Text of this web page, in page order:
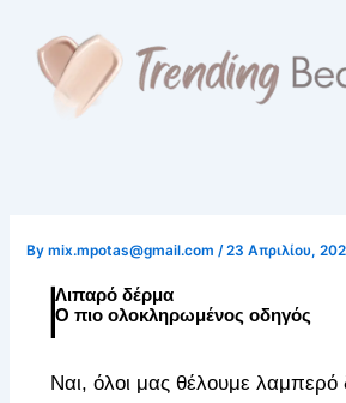
content
Bymix.mpotas@gmail.com/23 Απριλίου,
Λιπαρό δέρμα
Ο πιο ολοκληρωμένος οδηγός
Ναι, όλοι μας θέλουμε λαμπερό